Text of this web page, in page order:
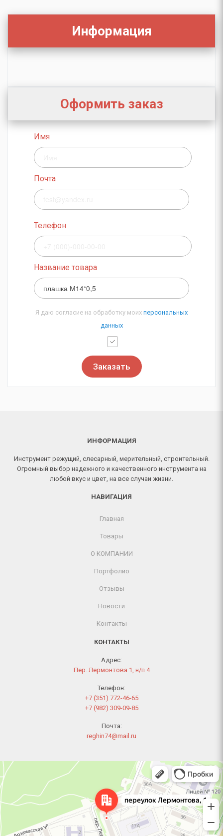
Информация
Оформить заказ
Имя
Почта
Телефон
Название товара
Я даю согласие на обработку моих персональных
данных
Заказать
ИНФОРМАЦИЯ
Инструмент режущий, слесарный, мерительный, строительный.
Огромный выбор надежного и качественного инструмента на
любой вкус и цвет, на все случаи жизни.
НАВИГАЦИЯ
Главная
Товары
О КОМПАНИИ
Портфолио
Отзывы
Новости
Контакты
КОНТАКТЫ
Адрес:
Пер. Лермонтова 1, н/п 4
Телефон:
+7 (351) 772-46-65
+7 (982) 309-09-85
Почта:
reghin74@mail.ru
Челябинск
Переулок Лермонтова, 1 — Яндекс Карты